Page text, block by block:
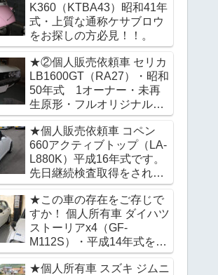
K360（KTBA43）昭和41年
式・上質な通称ケサブロウ
をお探しの方必見！！。
★②個人販売依頼車 セリカ
LB1600GT（RA27）・昭和
50年式 1オーナー・未再
生原形・フルオリジナル車
をいかがですか。
★個人販売依頼車 コペン
660アクティブトップ（LA-
L880K）平成16年式です。
先日継続検査取得をされま
したが販売価格に変更はご
ざいません。
★この車の存在をご存じで
すか！ 個人所有車 ダイハツ
ストーリアx4（GF-
M112S）・平成14年式をい
かがですか。
★個人所有車 スズキ ジムニ